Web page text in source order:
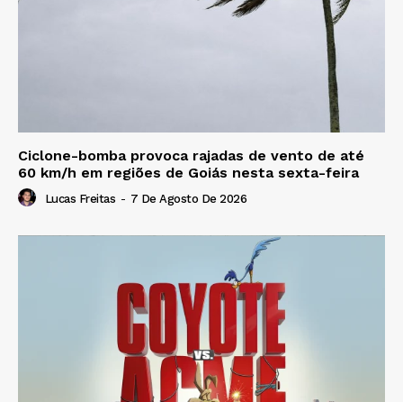
Ciclone-bomba provoca rajadas de vento de até
60 km/h em regiões de Goiás nesta sexta-feira
Lucas Freitas - 7 De Agosto De 2026